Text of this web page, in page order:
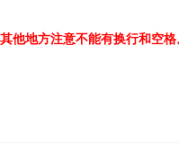
地方注意不能有换行和空格